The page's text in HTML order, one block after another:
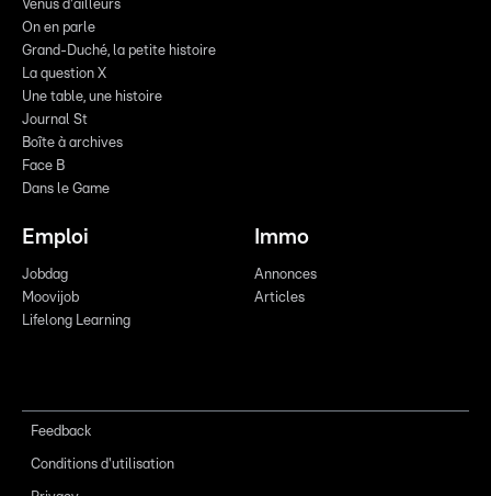
Venus d'ailleurs
On en parle
Grand-Duché, la petite histoire
La question X
Une table, une histoire
Journal St
Boîte à archives
Face B
Dans le Game
Emploi
Jobdag
Moovijob
Lifelong Learning
Immo
Annonces
Articles
Feedback
Conditions d'utilisation